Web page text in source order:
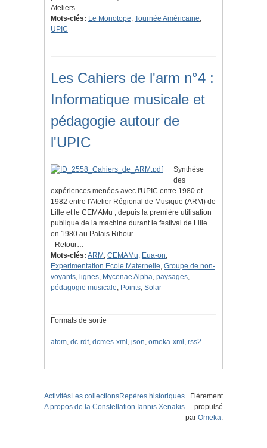
Ateliers…
Mots-clés: Le Monotope, Tournée Américaine,
UPIC
Les Cahiers de l'arm n°4 :
Informatique musicale et
pédagogie autour de
l'UPIC
Synthèse
des
expériences menées avec l'UPIC entre 1980 et
1982 entre l'Atelier Régional de Musique (ARM) de
Lille et le CEMAMu ; depuis la première utilisation
publique de la machine durant le festival de Lille
en 1980 au Palais Rihour.
- Retour…
Mots-clés: ARM , CEMAMu, Eua-on,
Experimentation Ecole Maternelle, Groupe de non-
voyants, lignes, Mycenae Alpha, paysages,
pédagogie musicale, Points, Solar
Formats de sortie
atom, dc-rdf, dcmes-xml , json, omeka-xml , rss2
ActivitésLes collectionsRepères historiques
A propos de la Constellation Iannis Xenakis
Fièrement
propulsé
par Omeka.